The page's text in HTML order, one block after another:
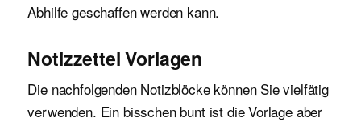
Abhilfe geschaffen werden kann.
Notizzettel Vorlagen
Die nachfolgenden Notizblöcke können Sie vielfätig
verwenden. Ein bisschen bunt ist die Vorlage aber